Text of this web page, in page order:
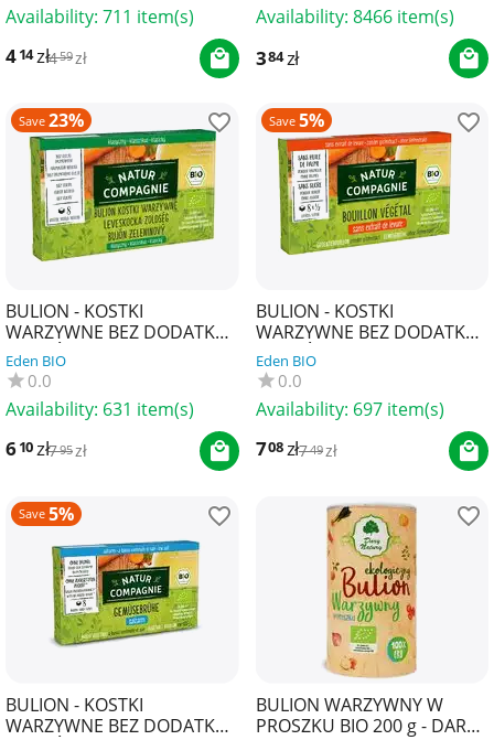
Availability: 711 item(s)
414zł459zł
Availability: 8466 item(s)
384zł
Save 23%
BULION - KOSTKI
WARZYWNE BEZ DODATKU
CUKRÓW BIO (8 x 10,5 g) 84
g - NATUR COMPAGNIE
Eden BIO
0.0
Availability: 631 item(s)
610zł795zł
Save 5%
BULION - KOSTKI
WARZYWNE BEZ DODATKU
CUKRÓW I DROŻDŻY BIO (8
x 10,5 g) 84 g - NATUR
COM...
Eden BIO
0.0
Availability: 697 item(s)
708zł749zł
Save 5%
BULION - KOSTKI
WARZYWNE BEZ DODATKU
BULION WARZYWNY W
PROSZKU BIO 200 g - DARY